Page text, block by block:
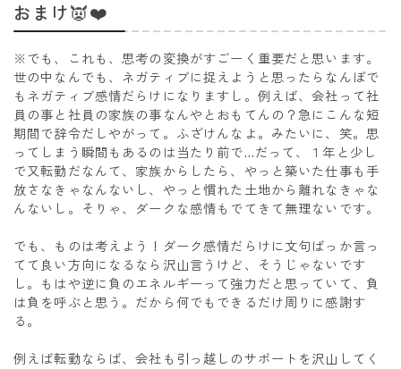
おまけ👿❤️
※でも、これも、思考の変換がすごーく重要だと思います。
世の中なんでも、ネガティブに捉えようと思ったらなんぼで
もネガティブ感情だらけになりますし。例えば、会社って社
員の事と社員の家族の事なんやとおもてんの？急にこんな短
期間で辞令だしやがって。ふざけんなよ。みたいに、笑。思
ってしまう瞬間もあるのは当たり前で…だって、１年と少し
で又転勤だなんて、家族からしたら、やっと築いた仕事も手
放さなきゃなんないし、やっと慣れた土地から離れなきゃな
んないし。そりゃ、ダークな感情もでてきて無理ないです。
でも、ものは考えよう！ダーク感情だらけに文句ばっか言っ
てて良い方向になるなら沢山言うけど、そうじゃないです
し。もはや逆に負のエネルギーって強力だと思っていて、負
は負を呼ぶと思う。だから何でもできるだけ周りに感謝す
る。
例えば転勤ならば、会社も引っ越しのサポートを沢山してく